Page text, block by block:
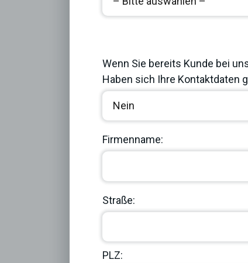
Wenn Sie bereits Kunde bei
Haben sich Ihre Kontaktdaten
Firmenname:
Straße:
PLZ: